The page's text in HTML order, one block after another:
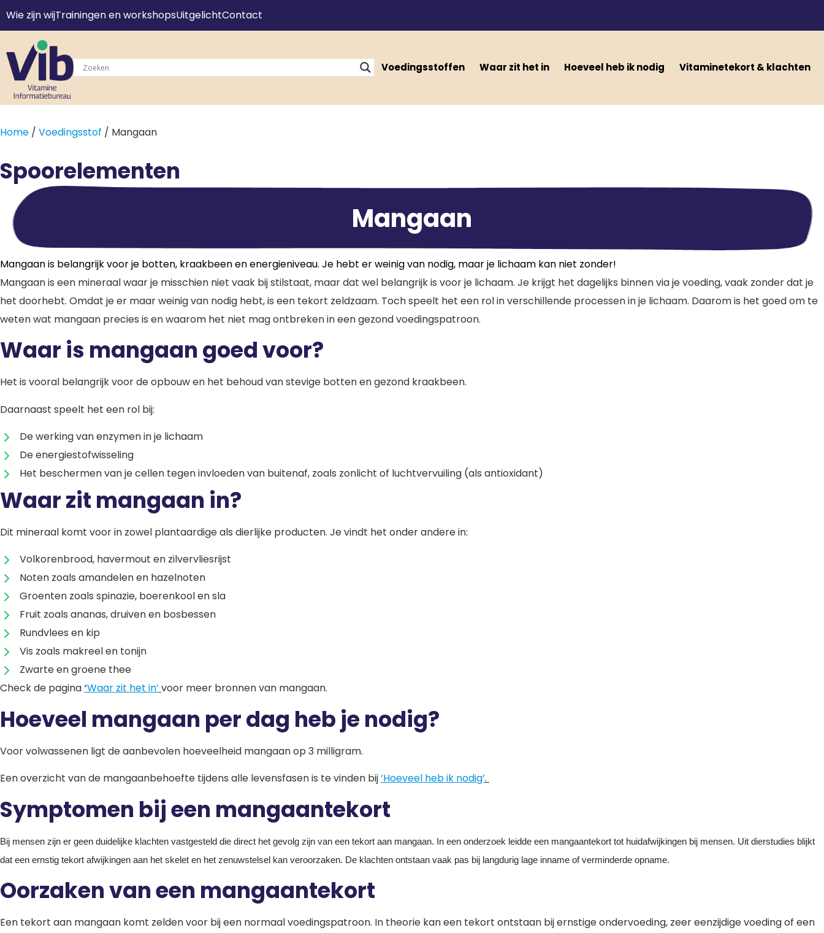
Wie zijn wijTrainingen en workshopsUitgelichtContact
Voedingsstoffen Waar zit het in Hoeveel heb ik nodig Vitaminetekort & klachten
Home / Voedingsstof / Mangaan
Spoorelementen
Mangaan
Mangaan is belangrijk voor je botten, kraakbeen en energieniveau. Je hebt er weinig van nodig, maar je lichaam kan niet zonder!
Mangaan is een mineraal waar je misschien niet vaak bij stilstaat, maar dat wel belangrijk is voor je lichaam. Je krijgt het dagelijks binnen via je voeding, vaak zonder dat je
het doorhebt. Omdat je er maar weinig van nodig hebt, is een tekort zeldzaam. Toch speelt het een rol in verschillende processen in je lichaam. Daarom is het goed om te
weten wat mangaan precies is en waarom het niet mag ontbreken in een gezond voedingspatroon.
Waar is mangaan goed voor?
Het is vooral belangrijk voor de opbouw en het behoud van stevige botten en gezond kraakbeen.
Daarnaast speelt het een rol bij:
De werking van enzymen in je lichaam
De energiestofwisseling
Het beschermen van je cellen tegen invloeden van buitenaf, zoals zonlicht of luchtvervuiling (als antioxidant)
Waar zit mangaan in?
Dit mineraal komt voor in zowel plantaardige als dierlijke producten. Je vindt het onder andere in:
Volkorenbrood, havermout en zilvervliesrijst
Noten zoals amandelen en hazelnoten
Groenten zoals spinazie, boerenkool en sla
Fruit zoals ananas, druiven en bosbessen
Rundvlees en kip
Vis zoals makreel en tonijn
Zwarte en groene thee
Check de pagina‘Waar zit het in’ voor meer bronnen van mangaan.
Hoeveel mangaan per dag heb je nodig?
Voor volwassenen ligt de aanbevolen hoeveelheid mangaan op 3 milligram.
Een overzicht van de mangaanbehoefte tijdens alle levensfasen is te vinden bij‘Hoeveel heb ik nodig’.
Symptomen bij een mangaantekort
Bij mensen zijn er geen duidelijke klachten vastgesteld die direct het gevolg zijn van een tekort aan mangaan. In een onderzoek leidde een mangaantekort tot huidafwijkingen bij mensen. Uit dierstudies blijkt
dat een ernstig tekort afwijkingen aan het skelet en het zenuwstelsel kan veroorzaken. De klachten ontstaan vaak pas bij langdurig lage inname of verminderde opname.
Oorzaken van een mangaantekort
Een tekort aan mangaan komt zelden voor bij een normaal voedingspatroon. In theorie kan een tekort ontstaan bij ernstige ondervoeding, zeer eenzijdige voeding of een